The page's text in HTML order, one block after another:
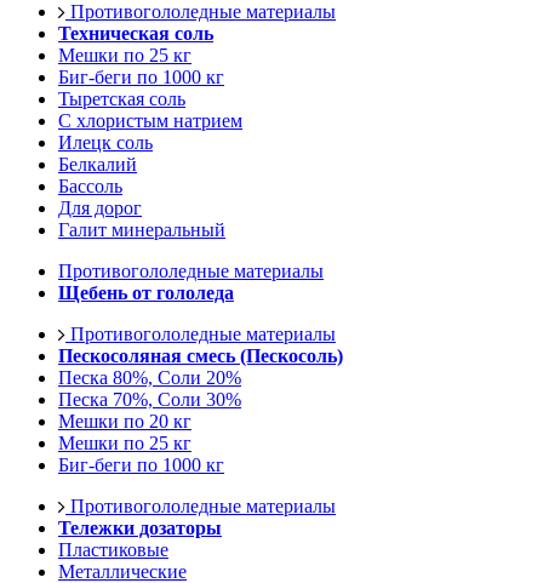
Противогололедные материалы
Техническая соль
Мешки по 25 кг
Биг-беги по 1000 кг
Тыретская соль
С хлористым натрием
Илецк соль
Белкалий
Бассоль
Для дорог
Галит минеральный
Противогололедные материалы
Щебень от гололеда
Противогололедные материалы
Пескосоляная смесь (Пескосоль)
Песка 80%, Соли 20%
Песка 70%, Соли 30%
Мешки по 20 кг
Мешки по 25 кг
Биг-беги по 1000 кг
Противогололедные материалы
Тележки дозаторы
Пластиковые
Металлические